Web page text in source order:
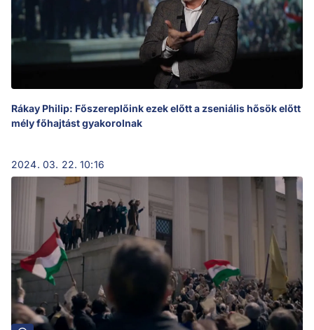
Rákay Philip: Főszereplőink ezek előtt a zseniális hősök előtt
mély főhajtást gyakorolnak
2024. 03. 22. 10:16